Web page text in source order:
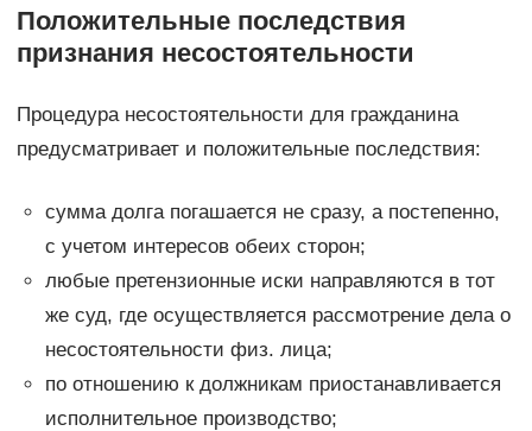
Положительные последствия
признания несостоятельности
Процедура несостоятельности для гражданина
предусматривает и положительные последствия:
сумма долга погашается не сразу, а постепенно,
с учетом интересов обеих сторон;
любые претензионные иски направляются в тот
же суд, где осуществляется рассмотрение дела о
несостоятельности физ. лица;
по отношению к должникам приостанавливается
исполнительное производство;